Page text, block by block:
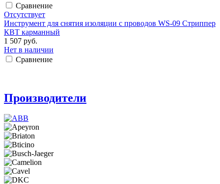
Сравнение
Отсутствует
Инструмент для снятия изоляции с проводов WS-09 Стриппер
КВТ карманный
1 507 руб.
Нет в наличии
Сравнение
Производители